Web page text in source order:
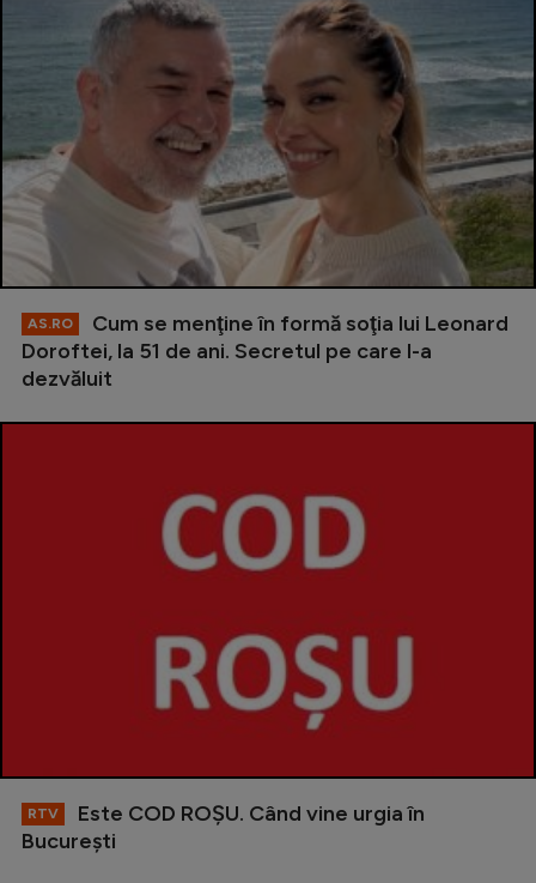
AS.RO
Cum se menţine în formă soţia lui Leonard
Doroftei, la 51 de ani. Secretul pe care l-a
dezvăluit
RTV
Este COD ROŞU. Când vine urgia în
Bucureşti